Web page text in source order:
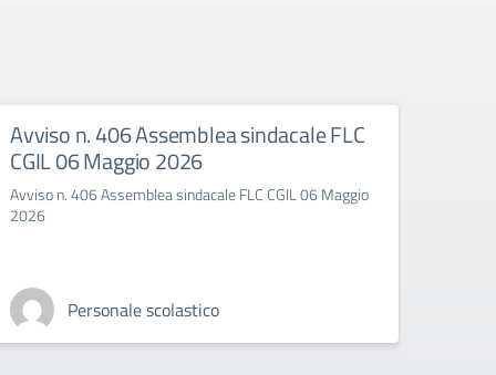
Avviso n. 406 Assemblea sindacale FLC
CGIL 06 Maggio 2026
Avviso n. 406 Assemblea sindacale FLC CGIL 06 Maggio
2026
Personale scolastico